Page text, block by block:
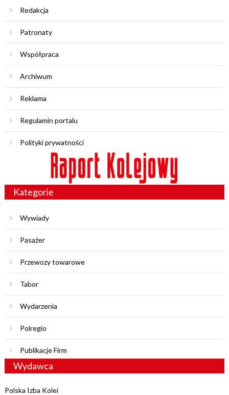
Redakcja
Patronaty
Współpraca
Archiwum
Reklama
Regulamin portalu
Polityki prywatności
Kategorie
Wywiady
Pasażer
Przewozy towarowe
Tabor
Wydarzenia
Polregio
Publikacje Firm
Wydawca
Polska Izba Kolei